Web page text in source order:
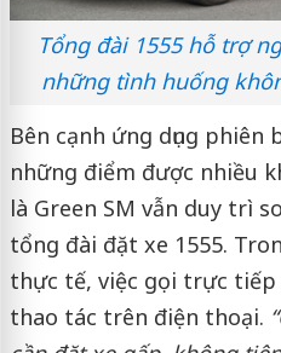
Tổng đài 1555 hỗ trợ
những tình huống
Bên cạnh ứng dụng
những điểm được nhiều
là Green SM vẫn duy trì
tổng đài đặt xe 1555.
thực tế, việc gọi trực
thao tác trên điện thoại.